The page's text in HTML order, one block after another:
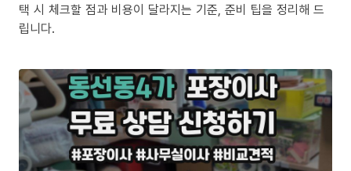
택 시 체크할 점과 비용이 달라지는 기준, 준비 팁을 정리해 드
립니다.